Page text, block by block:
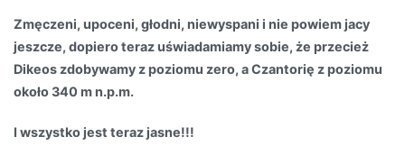
Zmęczeni, upoceni, głodni, niewyspani i nie powiem jacy
jeszcze, dopiero teraz uświadamiamy sobie, że przecież
Dikeos zdobywamy z poziomu zero, a Czantorię z poziomu
około 340 m n.p.m.
I wszystko jest teraz jasne!!!